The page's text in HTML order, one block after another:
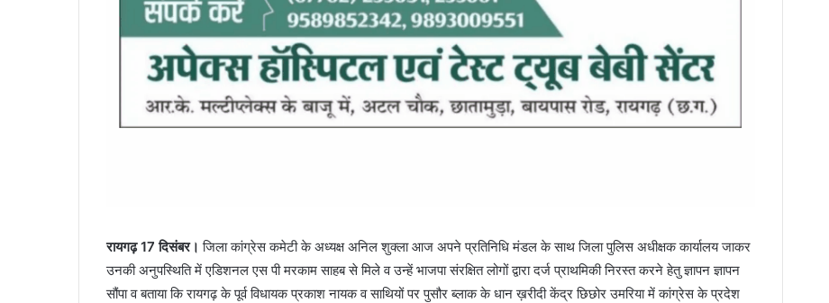
रायगढ़ 17 दिसंबर। जिला कांग्रेस कमेटी के अध्यक्ष अनिल शुक्ला आज अपने प्रतिनिधि मंडल के साथ जिला पुलिस अधीक्षक कार्यालय जाकर
उनकी अनुपस्थिति में एडिशनल एस पी मरकाम साहब से मिले व उन्हें भाजपा संरक्षित लोगों द्वारा दर्ज प्राथमिकी निरस्त करने हेतु ज्ञापन ज्ञापन
सौंपा व बताया कि रायगढ़ के पूर्व विधायक प्रकाश नायक व साथियों पर पुसौर ब्लाक के धान ख़रीदी केंद्र छिछोर उमरिया में कांग्रेस के प्रदेश